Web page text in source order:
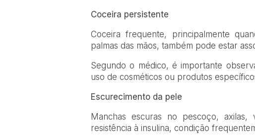
Coceira persistente
Coceira frequente, principalmente
palmas das mãos, também pode estar
Segundo o médico, é importante
uso de cosméticos ou produtos
Escurecimento da pele
Manchas escuras no pescoço,
resistência à insulina, condição